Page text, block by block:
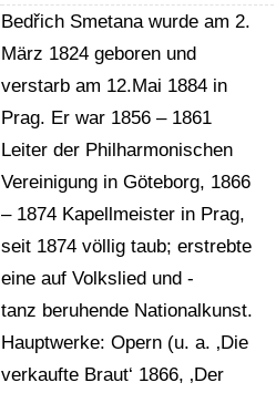
Bedřich Smetana wurde am 2.
März 1824 geboren und
verstarb am 12.Mai 1884 in
Prag. Er war 1856 – 1861
Leiter der Philharmonischen
Vereinigung in Göteborg, 1866
– 1874 Kapellmeister in Prag,
seit 1874 völlig taub; erstrebte
eine auf Volkslied und -
tanz beruhende Nationalkunst.
Hauptwerke: Opern (u. a. ‚Die
verkaufte Braut‘ 1866, ‚Der